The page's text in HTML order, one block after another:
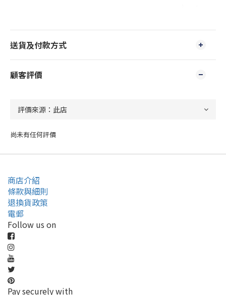
送貨及付款方式
顧客評價
尚未有任何評價
商店介紹
條款與細則
退換貨政策
電郵
Follow us on
Pay securely with